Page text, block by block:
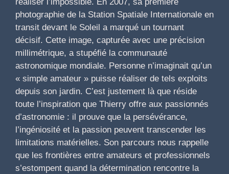
photographie de la Station Spatiale Internationale en
transit devant le Soleil a marqué un tournant
décisif. Cette image, capturée avec une précision
millimétrique, a stupéfié la communauté
astronomique mondiale. Personne n’imaginait qu’un
« simple amateur » puisse réaliser de tels exploits
depuis son jardin. C’est justement là que réside
toute l’inspiration que Thierry offre aux passionnés
d’astronomie : il prouve que la persévérance,
l’ingéniosité et la passion peuvent transcender les
limitations matérielles. Son parcours nous rappelle
que les frontières entre amateurs et professionnels
s’estompent quand la détermination rencontre la